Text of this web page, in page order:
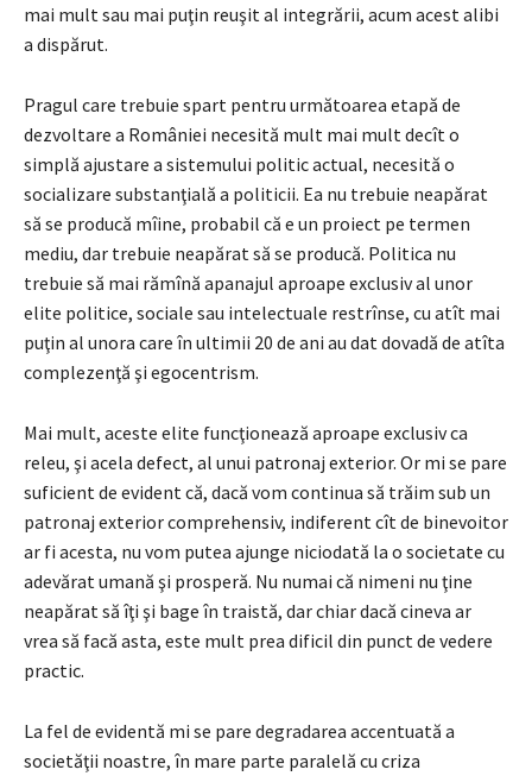
mai mult sau mai puţin reuşit al integrării, acum acest alibi
a dispărut.
Pragul care trebuie spart pentru următoarea etapă de
dezvoltare a României necesită mult mai mult decît o
simplă ajustare a sistemului politic actual, necesită o
socializare substanţială a politicii. Ea nu trebuie neapărat
să se producă mîine, probabil că e un proiect pe termen
mediu, dar trebuie neapărat să se producă. Politica nu
trebuie să mai rămînă apanajul aproape exclusiv al unor
elite politice, sociale sau intelectuale restrînse, cu atît mai
puţin al unora care în ultimii 20 de ani au dat dovadă de atîta
complezenţă şi egocentrism.
Mai mult, aceste elite funcţionează aproape exclusiv ca
releu, şi acela defect, al unui patronaj exterior. Or mi se pare
suficient de evident că, dacă vom continua să trăim sub un
patronaj exterior comprehensiv, indiferent cît de binevoitor
ar fi acesta, nu vom putea ajunge niciodată la o societate cu
adevărat umană şi prosperă. Nu numai că nimeni nu ţine
neapărat să îţi şi bage în traistă, dar chiar dacă cineva ar
vrea să facă asta, este mult prea dificil din punct de vedere
practic.
La fel de evidentă mi se pare degradarea accentuată a
societăţii noastre, în mare parte paralelă cu criza